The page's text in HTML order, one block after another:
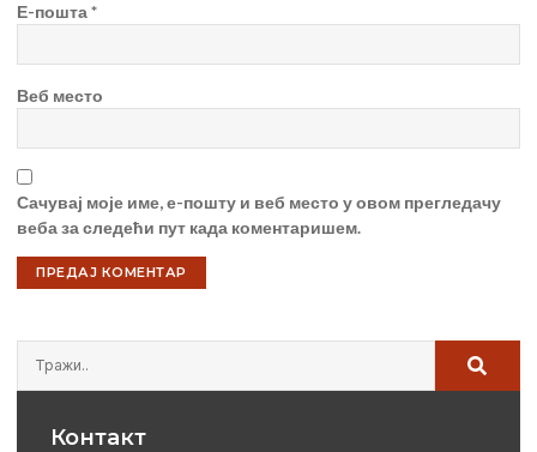
Е-пошта*
Веб место
Сачувај моје име, е-пошту и веб место у овом прегледачу
веба за следећи пут када коментаришем.
Контакт